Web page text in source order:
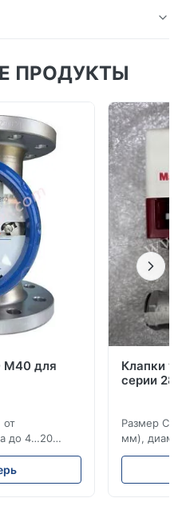
превосходную
монтажом.Наши
серии TX
ценность, предлагая
корпусах с
ПРОДУКТЫ
M40 для
от
до 4…20
и
Клапки
серии
Размер
мм),
(15–20 мм)
ANSI